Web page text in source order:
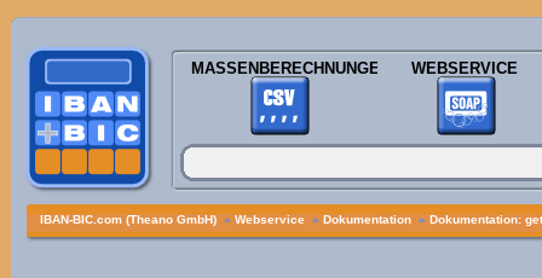
MASSENBERECHNUNGEN WEBSERVICE
IBAN-BIC.com (Theano GmbH) » Webservice » Dokumentation » Dokumentation: